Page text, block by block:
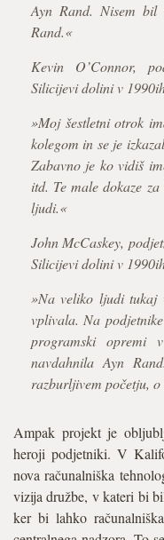
Ayn Rand. Nisem
Rand.«
Kevin O’Connor,
Silicijevi dolini v
»Moj šestletni otrok
kolegom in se je
Zabavno je ko vidiš
itd. Te male dokaze
ljudi.«
John McCaskey,
Silicijevi dolini v
»Na veliko ljudi tukaj
vplivala. Na
programski opremi
navdahnila Ayn
razburljivem početju,
Ampak projekt je
heroji podjetniki. V
nova računalniška
vizija družbe, v kateri bi
ker bi lahko